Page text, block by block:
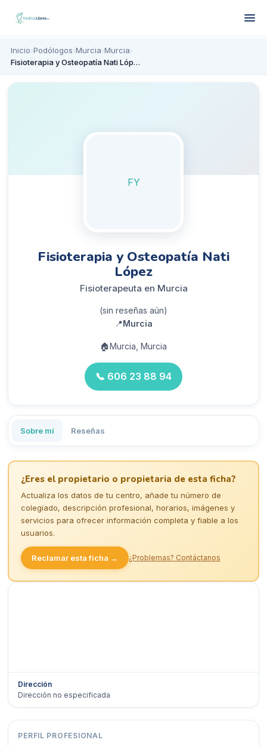
Inicio›Podólogos›Murcia›Murcia›
Fisioterapia y Osteopatía Nati López
FY
Fisioterapia y Osteopatía Nati
López
Fisioterapeuta en Murcia
(sin reseñas aún)
📍Murcia
🏠Murcia, Murcia
📞 606 23 88 94
Sobre mí Reseñas
¿Eres el propietario o propietaria de esta ficha?
Actualiza los datos de tu centro, añade tu número de
colegiado, descripción profesional, horarios, imágenes y
servicios para ofrecer información completa y fiable a los
usuarios.
Reclamar esta ficha → ¿Problemas? Contáctanos
Dirección
Dirección no especificada
PERFIL PROFESIONAL